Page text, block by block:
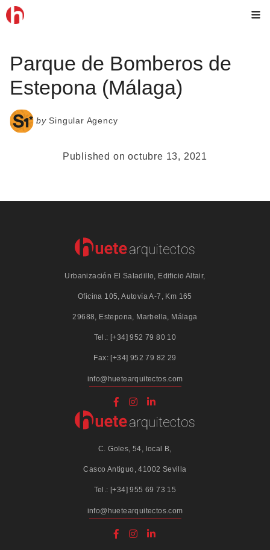
Skip
to
Parque de Bomberos de
Estepona (Málaga)
by Singular Agency
Published on octubre 13, 2021
Urbanización El Saladillo, Edificio Altair,
Oficina 105, Autovía A-7, Km 165
29688, Estepona, Marbella, Málaga
Tel.: [+34] 952 79 80 10
Fax: [+34] 952 79 82 29
info@huetearquitectos.com
C. Goles, 54, local B,
Casco Antiguo, 41002 Sevilla
Tel.: [+34] 955 69 73 15
info@huetearquitectos.com